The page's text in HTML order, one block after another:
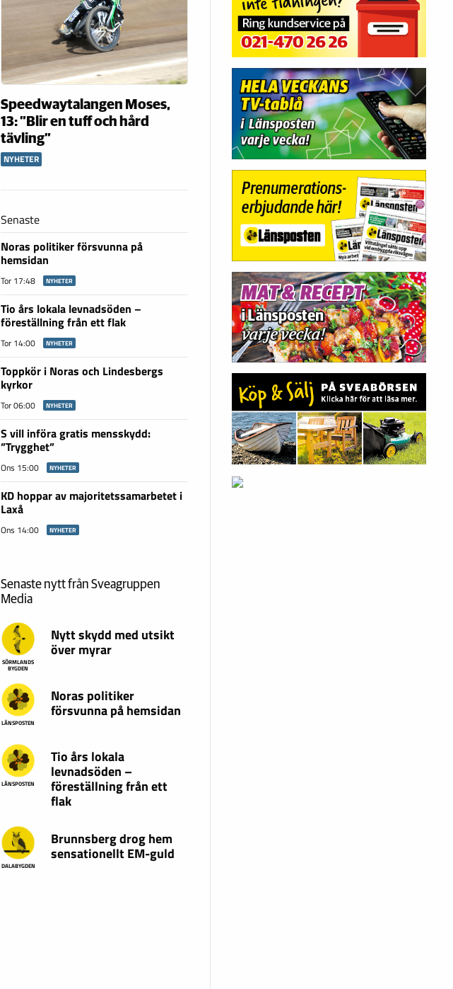
Speedwaytalangen Moses,
13: ”Blir en tuff och hård
tävling”
NYHETER
Senaste
Noras politiker försvunna på
hemsidan
Tor 17:48 NYHETER
Tio års lokala levnadsöden –
föreställning från ett flak
Tor 14:00 NYHETER
Toppkör i Noras och Lindesbergs
kyrkor
Tor 06:00 NYHETER
S vill införa gratis mensskydd:
”Trygghet”
Ons 15:00 NYHETER
KD hoppar av majoritetssamarbetet i
Laxå
Ons 14:00 NYHETER
Senaste nytt från Sveagruppen
Media
SÖRMLANDS
BYGDEN
Nytt skydd med utsikt
över myrar
LÄNSPOSTEN
Noras politiker
försvunna på hemsidan
LÄNSPOSTEN
Tio års lokala
levnadsöden –
föreställning från ett
flak
DALABYGDEN
Brunnsberg drog hem
sensationellt EM-guld